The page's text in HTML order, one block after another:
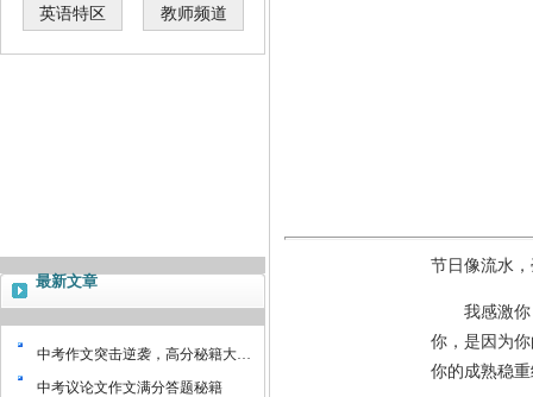
英语特区 教师频道
最新文章
中考作文突击逆袭，高分秘籍大…
中考议论文作文满分答题秘籍
节日像流水
我感激你，
你，是因为
你的成熟稳